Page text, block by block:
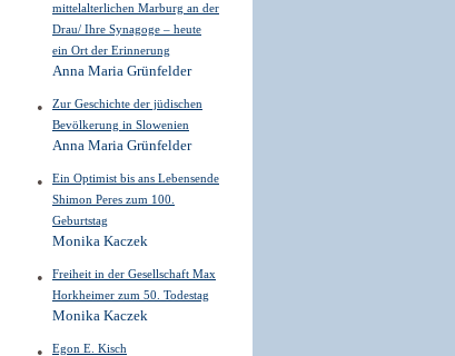
mittelalterlichen Marburg an der
Drau/ Ihre Synagoge – heute
ein Ort der Erinnerung
Anna Maria Grünfelder
Zur Geschichte der jüdischen
Bevölkerung in Slowenien
Anna Maria Grünfelder
Ein Optimist bis ans Lebensende
Shimon Peres zum 100.
Geburtstag
Monika Kaczek
Freiheit in der Gesellschaft Max
Horkheimer zum 50. Todestag
Monika Kaczek
Egon E. Kisch